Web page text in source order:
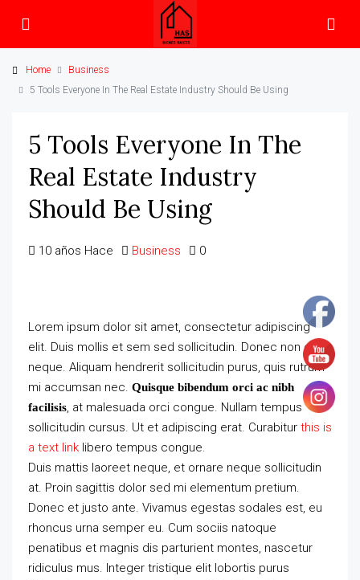
Home
Business
5 Tools Everyone In The Real Estate Industry Should Be Using
5 Tools Everyone In The
Real Estate Industry
Should Be Using
10 años Hace Business 0
Lorem ipsum dolor sit amet, consectetur adipiscing
elit. Duis mollis et sem sed sollicitudin. Donec non odio
neque. Aliquam hendrerit sollicitudin purus, quis rutrum
mi accumsan nec. Quisque bibendum orci ac nibh
facilisis, at malesuada orci congue. Nullam tempus
sollicitudin cursus. Ut et adipiscing erat. Curabitur this is
a text link libero tempus congue.
Duis mattis laoreet neque, et ornare neque sollicitudin
at. Proin sagittis dolor sed mi elementum pretium.
Donec et justo ante. Vivamus egestas sodales est, eu
rhoncus urna semper eu. Cum sociis natoque
penatibus et magnis dis parturient montes, nascetur
ridiculus mus. Integer tristique elit lobortis purus